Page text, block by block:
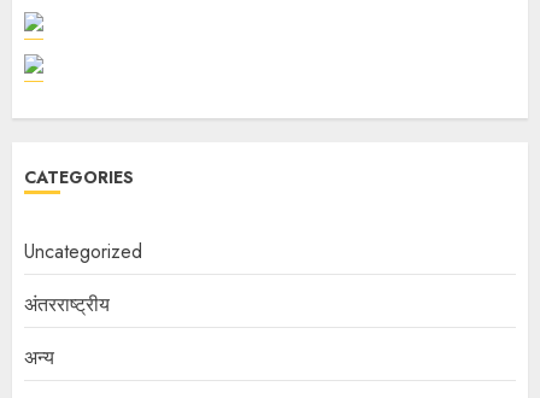
CATEGORIES
Uncategorized
अंतरराष्ट्रीय
अन्य